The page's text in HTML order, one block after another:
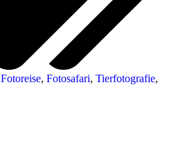
Fotoreise, Fotosafari, Tierfotografie,